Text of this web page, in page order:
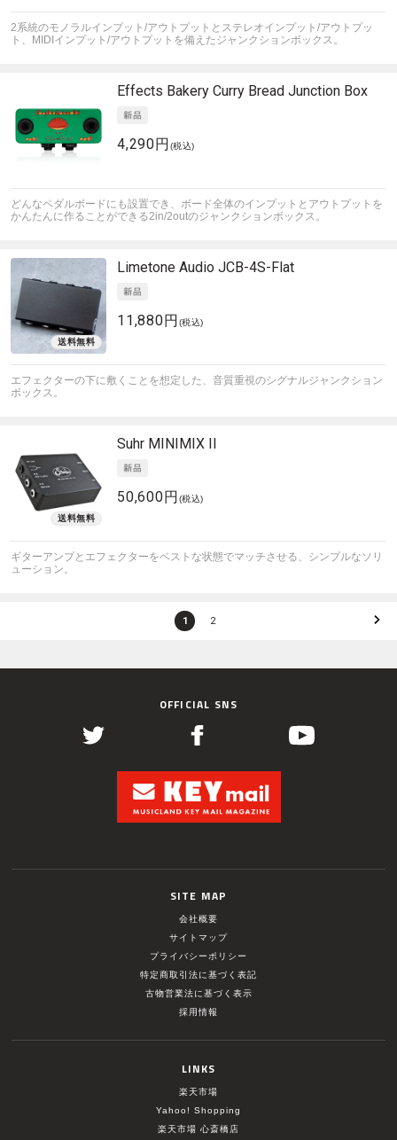
2系統のモノラルインプット/アウトプットとステレオインプット/アウトプッ
ト、MIDIインプット/アウトプットを備えたジャンクションボックス。
Effects Bakery Curry Bread Junction Box
4,290円 (税込)
どんなペダルボードにも設置でき、ボード全体のインプットとアウトプットを
かんたんに作ることができる2in/2outのジャンクションボックス。
Limetone Audio JCB-4S-Flat
11,880円 (税込)
エフェクターの下に敷くことを想定した、音質重視のシグナルジャンクション
ボックス。
Suhr MINIMIX II
50,600円 (税込)
ギターアンプとエフェクターをベストな状態でマッチさせる、シンプルなソリ
ューション。
1 2
OFFICIAL SNS
SITE MAP
会社概要
サイトマップ
プライバシーポリシー
特定商取引法に基づく表記
古物営業法に基づく表示
採用情報
LINKS
楽天市場
Yahoo! Shopping
楽天市場 心斎橋店